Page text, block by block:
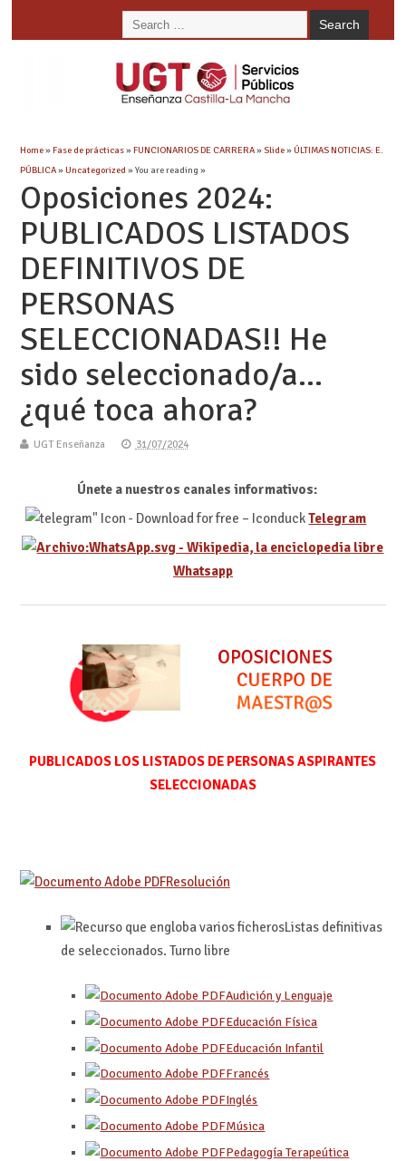
Home»Fase de prácticas»FUNCIONARIOS DE CARRERA»Slide»ÚLTIMAS NOTICIAS: E.
PÚBLICA»Uncategorized » You are reading »
Oposiciones 2024:
PUBLICADOS LISTADOS
DEFINITIVOS DE
PERSONAS
SELECCIONADAS!! He
sido seleccionado/a…
¿qué toca ahora?
UGT Enseñanza 31/07/2024
Únete a nuestros canales informativos:
Telegram
Whatsapp
PUBLICADOS LOS LISTADOS DE PERSONAS ASPIRANTES
SELECCIONADAS
Resolución
Listas definitivas
de seleccionados. Turno libre
Audición y Lenguaje
Educación Física
Educación Infantil
Francés
Inglés
Música
Pedagogía Terapeútica